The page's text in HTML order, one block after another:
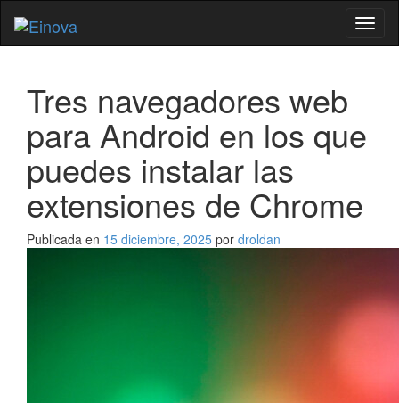
Tres navegadores web
para Android en los que
puedes instalar las
extensiones de Chrome
Publicada en 15 diciembre, 2025 por droldan